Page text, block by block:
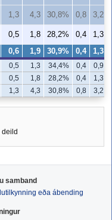
1,3 4,3 30,8% 0,8 3,2
0,5 1,8 28,2% 0,4 1,3
0,6 1,9 30,9% 0,4 1,3
0,5 1,3 34,4% 0,4 0,9
0,5 1,8 28,2% 0,4 1,3
1,3 4,3 30,8% 0,8 3,2
deild
samband
eða ábending